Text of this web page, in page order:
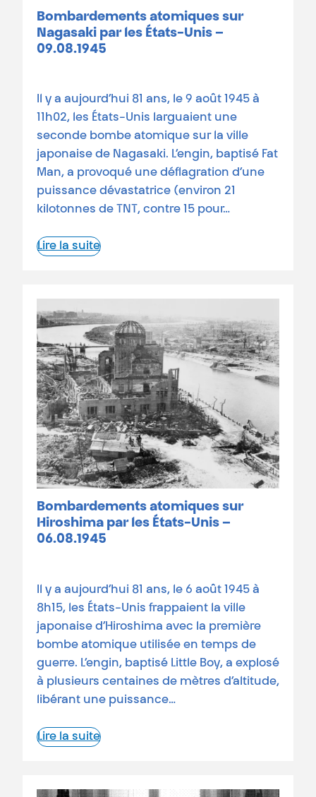
Bombardements atomiques sur
Nagasaki par les États-Unis –
09.08.1945
Il y a aujourd’hui 81 ans, le 9 août 1945 à
11h02, les États-Unis larguaient une
seconde bombe atomique sur la ville
japonaise de Nagasaki. L’engin, baptisé Fat
Man, a provoqué une déflagration d’une
puissance dévastatrice (environ 21
kilotonnes de TNT, contre 15 pour…
Lire la suite
Bombardements atomiques sur
Hiroshima par les États-Unis –
06.08.1945
Il y a aujourd’hui 81 ans, le 6 août 1945 à
8h15, les États-Unis frappaient la ville
japonaise d’Hiroshima avec la première
bombe atomique utilisée en temps de
guerre. L’engin, baptisé Little Boy, a explosé
à plusieurs centaines de mètres d’altitude,
libérant une puissance…
Lire la suite